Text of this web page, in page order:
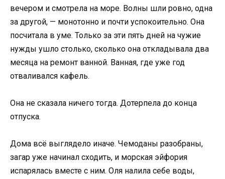
вечером и смотрела на море. Волны шли ровно, одна
за другой, — монотонно и почти успокоительно. Она
посчитала в уме. Только за эти пять дней на чужие
нужды ушло столько, сколько она откладывала два
месяца на ремонт ванной. Ванная, где уже год
отваливался кафель.
Она не сказала ничего тогда. Дотерпела до конца
отпуска.
Дома всё выглядело иначе. Чемоданы разобраны,
загар уже начинал сходить, и морская эйфория
испарялась вместе с ним. Оля налила себе воды,